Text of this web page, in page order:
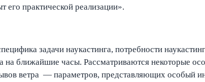
его практической реализации».
задачи наукастинга, потребности
на ближайшие часы. Рассматриваются некоторые
ветра — параметров, представляющих особый